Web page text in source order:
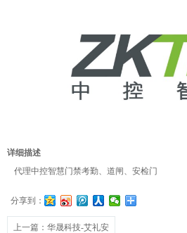
详细描述
代理中控智慧门禁考勤、道闸、安检门
分享到：
上一篇 ：华晟科技-艾礼安